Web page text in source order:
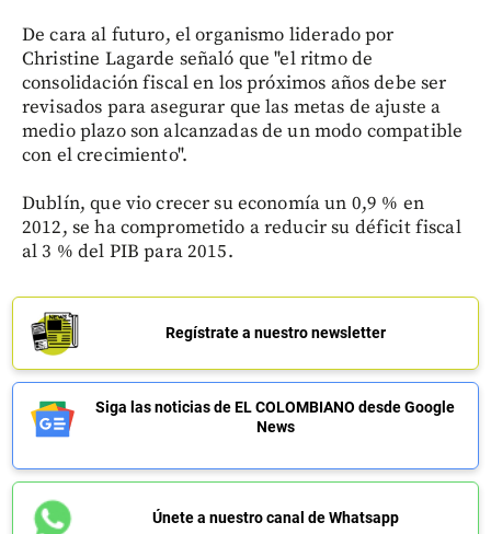
De cara al futuro, el organismo liderado por
Christine Lagarde señaló que "el ritmo de
consolidación fiscal en los próximos años debe ser
revisados para asegurar que las metas de ajuste a
medio plazo son alcanzadas de un modo compatible
con el crecimiento".
Dublín, que vio crecer su economía un 0,9 % en
2012, se ha comprometido a reducir su déficit fiscal
al 3 % del PIB para 2015.
Regístrate a nuestro newsletter
Siga las noticias de EL COLOMBIANO desde Google
News
Únete a nuestro canal de Whatsapp